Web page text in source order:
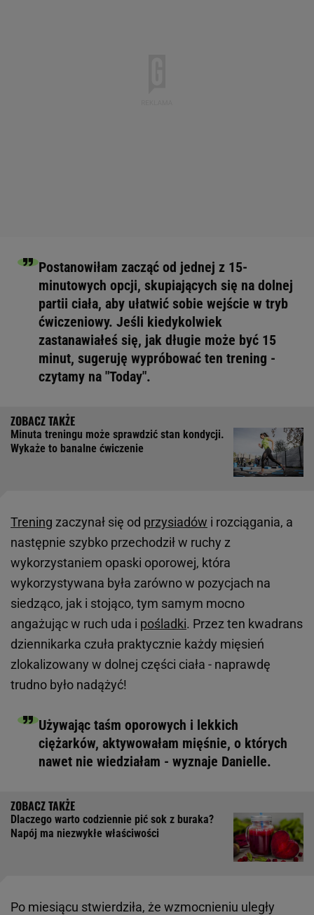
Postanowiłam zacząć od jednej z 15-
minutowych opcji, skupiających się na dolnej
partii ciała, aby ułatwić sobie wejście w tryb
ćwiczeniowy. Jeśli kiedykolwiek
zastanawiałeś się, jak długie może być 15
minut, sugeruję wypróbować ten trening -
czytamy na "Today".
Minuta treningu może sprawdzić stan kondycji.
Wykaże to banalne ćwiczenie
Trening zaczynał się od przysiadów i rozciągania, a
następnie szybko przechodził w ruchy z
wykorzystaniem opaski oporowej, która
wykorzystywana była zarówno w pozycjach na
siedząco, jak i stojąco, tym samym mocno
angażując w ruch uda i pośladki. Przez ten kwadrans
dziennikarka czuła praktycznie każdy mięsień
zlokalizowany w dolnej części ciała - naprawdę
trudno było nadążyć!
Używając taśm oporowych i lekkich
ciężarków, aktywowałam mięśnie, o których
nawet nie wiedziałam - wyznaje Danielle.
Dlaczego warto codziennie pić sok z buraka?
Napój ma niezwykłe właściwości
Po miesiącu stwierdziła, że wzmocnieniu uległy